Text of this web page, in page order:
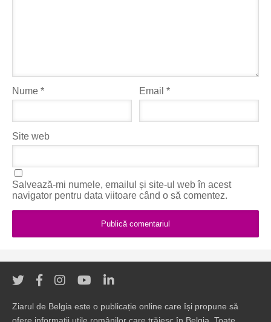
Nume * Email*
Site web
Salvează-mi numele, emailul și site-ul web în acest
navigator pentru data viitoare când o să comentez.
Ziarul de Belgia este o publicație online care își propune să